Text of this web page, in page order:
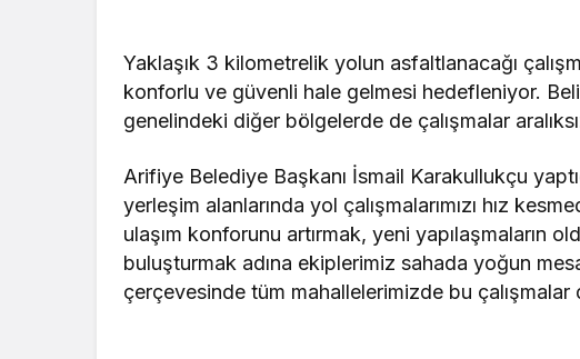
Yaklaşık 3 kilometrelik yolun asfaltlanacağı
konforlu ve güvenli hale gelmesi hedefleniyor.
genelindeki diğer bölgelerde de çalışmalar
Arifiye Belediye Başkanı İsmail Karakullukçu
yerleşim alanlarında yol çalışmalarımızı hız
ulaşım konforunu artırmak, yeni yapılaşmaların
buluşturmak adına ekiplerimiz sahada yoğun
çerçevesinde tüm mahallelerimizde bu çalışmalar